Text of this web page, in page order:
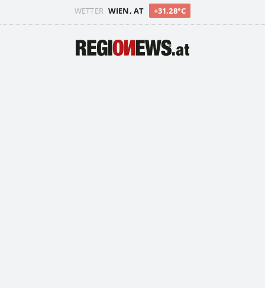
WETTER WIEN, AT +31.28°C